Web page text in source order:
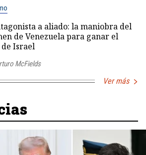
a aliado: la maniobra del
de Venezuela para ganar el
Israel
McFields
Ver más